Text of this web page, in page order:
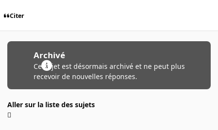
Citer
Archivé
Ce sujet est désormais archivé et ne peut plus
recevoir de nouvelles réponses.
Aller sur la liste des sujets